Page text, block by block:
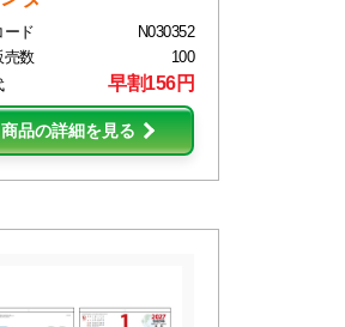
ード
N030352
売数
100
早割156円
商品の詳細を見る